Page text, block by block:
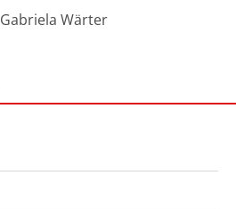
Gabriela Wärter